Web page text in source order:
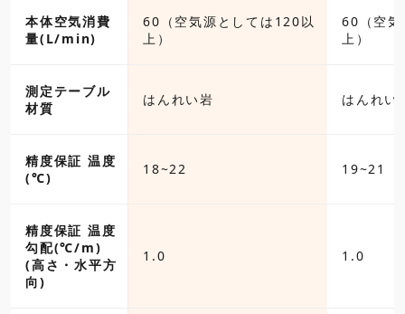
本体空気消費
量(L/min)
としては120以
60（空気源としては120以
上）
60（空
上）
測定テーブル
材質
はんれい岩 はんれい
精度保証 温度
(℃)
18~22 19~21
精度保証 温度
勾配(℃/m)
(高さ・水平方
向)
1.0 1.0